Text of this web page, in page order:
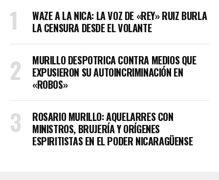
WAZE A LA NICA: LA VOZ DE «REY» RUIZ BURLA
LA CENSURA DESDE EL VOLANTE
MURILLO DESPOTRICA CONTRA MEDIOS QUE
EXPUSIERON SU AUTOINCRIMINACIÓN EN
«ROBOS»
ROSARIO MURILLO: AQUELARRES CON
MINISTROS, BRUJERÍA Y ORÍGENES
ESPIRITISTAS EN EL PODER NICARAGÜENSE